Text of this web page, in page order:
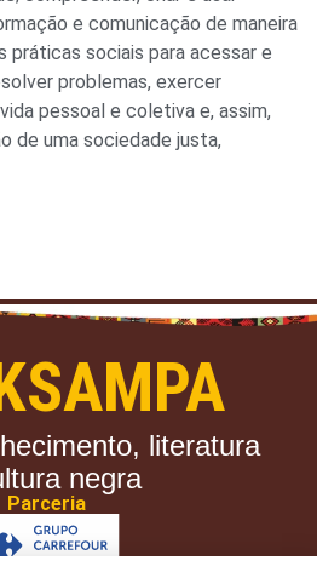
e comunicação de maneira
sociais para acessar e
problemas, exercer
pessoal e coletiva e, assim,
de uma sociedade justa,
literatura
negra
Parceria